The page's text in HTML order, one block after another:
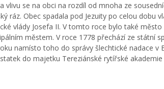
vlivu se na obci na rozdíl od mnoha ze
ráz. Obec spadala pod Jezuity po celou dobu
vlády Josefa II. V tomto roce bylo také
městem. V roce 1778 přechází ze státní
namísto toho do správy šlechtické nadace v
do majetku Tereziánské rytířské